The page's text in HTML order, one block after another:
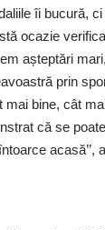
îi bucură,
ocazie
așteptări
prin
mai bine, cât
că se
acasă’’,